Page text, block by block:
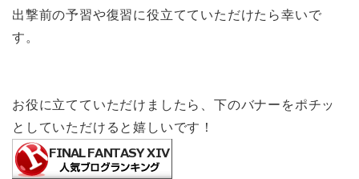
出撃前の予習や復習に役立てていただけたら幸いで
す。
お役に立てていただけましたら、下のバナーをポチッ
としていただけると嬉しいです！